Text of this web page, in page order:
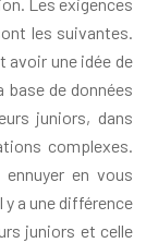
les suivantes.
avoir une idée de
de données
juniors, dans
complexes.
en vous
a une différence
juniors et celle